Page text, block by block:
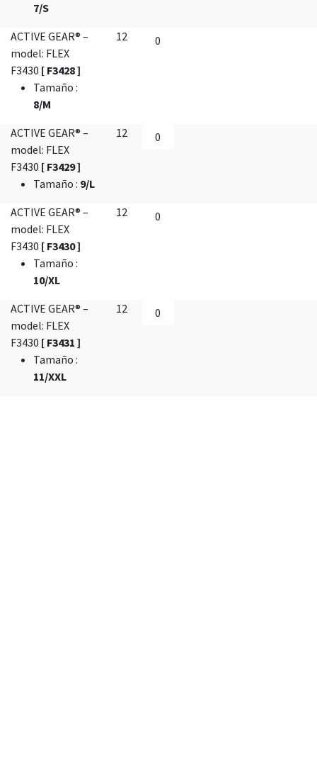
7/S
ACTIVE GEAR® –
model: FLEX
F3430 [ F3428 ]
Tamaño :
8/M
12
ACTIVE GEAR® –
model: FLEX
F3430 [ F3429 ]
Tamaño : 9/L
12
ACTIVE GEAR® –
model: FLEX
F3430 [ F3430 ]
Tamaño :
10/XL
12
ACTIVE GEAR® –
model: FLEX
F3430 [ F3431 ]
Tamaño :
11/XXL
12